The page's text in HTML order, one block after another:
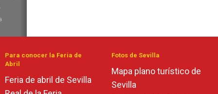
Para conocer la Feria de
Abril
Feria de abril de Sevilla
Fotos de Sevilla
Mapa plano turístico de
Sevilla